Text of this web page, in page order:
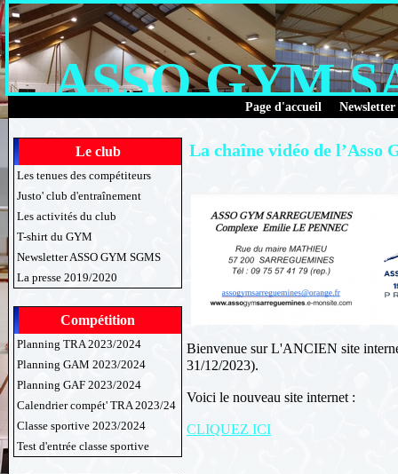
ASSO GYM
Page d'accueil Newsletter
Le club
Les tenues des compétiteurs
Justo' club d'entraînement
Les activités du club
T-shirt du GYM
Newsletter ASSO GYM SGMS
La presse 2019/2020
Compétition
Planning TRA 2023/2024
Planning GAM 2023/2024
Planning GAF 2023/2024
Calendrier compét' TRA 2023/24
Classe sportive 2023/2024
Test d'entrée classe sportive
La chaîne vidéo de l’Asso
Bienvenue sur L'ANCIEN site
31/12/2023).
Voici le nouveau site internet :
CLIQUEZ ICI